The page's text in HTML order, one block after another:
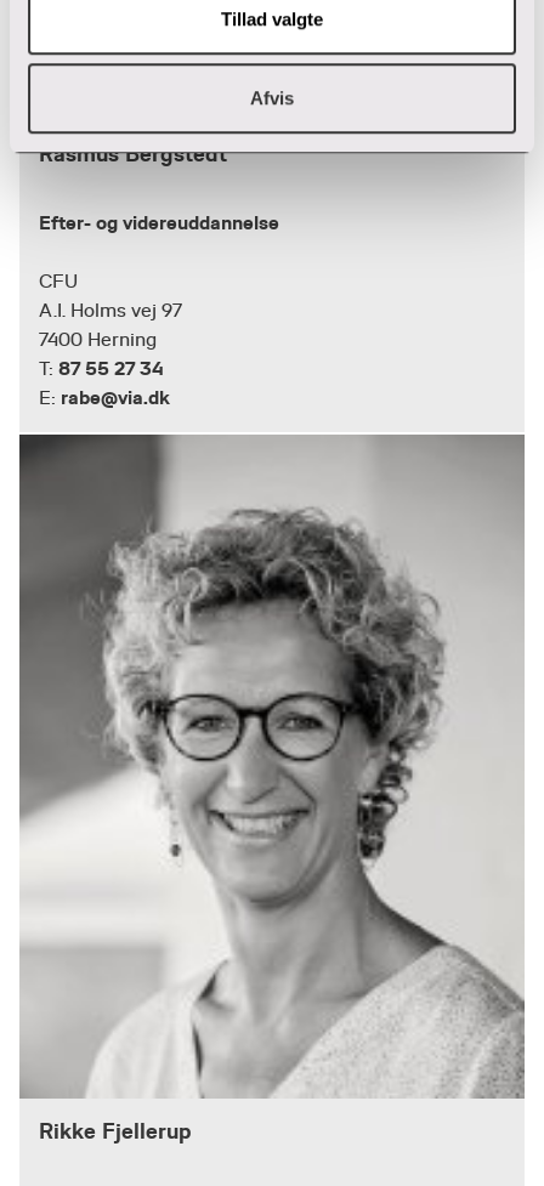
Tillad valgte
Afvis
Rasmus Bergstedt
Efter- og videreuddannelse
CFU
A.I. Holms vej 97
7400 Herning
T: 87 55 27 34
E: rabe@via.dk
Rikke Fjellerup